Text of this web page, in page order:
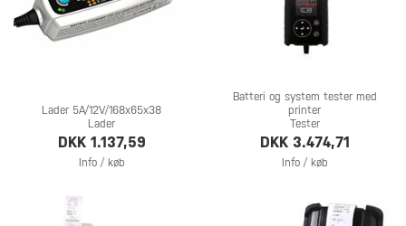
Lader 5A/12V/168x65x38
Lader
DKK 1.137,59
Info / køb
Batteri og system tester med
printer
Tester
DKK 3.474,71
Info / køb